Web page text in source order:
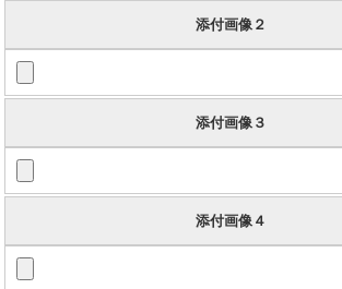
添付画像２
添付画像３
添付画像４